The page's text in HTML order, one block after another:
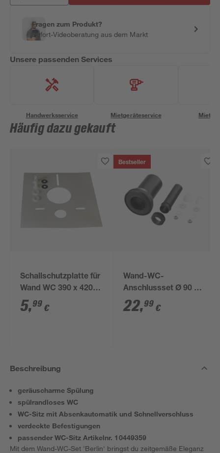
Fragen zum Produkt?
Sofort-Videoberatung aus dem Markt
Unsere passenden Services
Handwerksservice Mietgeräteservice
Häufig dazu gekauft
Schallschutzplatte für
Wand WC 390 x 420 x
5 mm
5,99 €
Bestseller
Wand-WC-
Anschlussset Ø 90 x
180 mm
22,99 €
Beschreibung
geräuscharme Spülung
spülrandloses WC
WC-Sitz mit Absenkautomatik und Schnellverschluss
verdeckte Befestigungen
passender WC-Sitz Artikelnr. 10449359
Mit dem Wand-WC-Set 'Berlin' bringst du zeitgemäße Eleganz